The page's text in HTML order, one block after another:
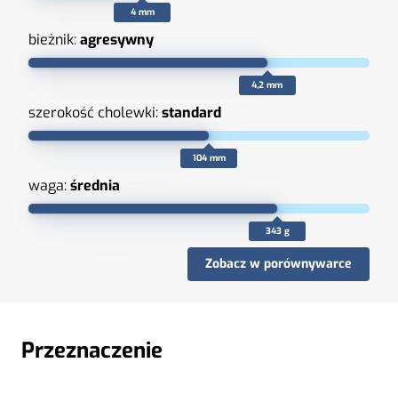
4 mm
bieżnik:agresywny
4,2 mm
szerokość cholewki:standard
104 mm
waga:średnia
343 g
Zobacz w porównywarce
Przeznaczenie